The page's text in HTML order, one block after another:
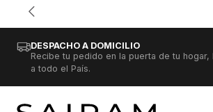
DESPACHO A DOMICILIO
Recibe tu pedido en la puerta de tu hogar,
a todo el País.